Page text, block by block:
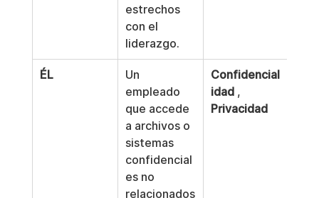
estrechos
con el
liderazgo.
ÉL
Un
empleado
que accede
a archivos o
sistemas
confidencial
es no
relacionados
Confidencial
idad ,
Privacidad